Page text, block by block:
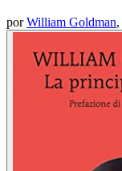
porWilliam Goldman,